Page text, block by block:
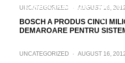
Confectioneaza-ti cercei
UNCATEGORIZED · AUGUST 16,
BOSCH A PRODUS CINCI
DEMAROARE PENTRU
UNCATEGORIZED · AUGUST 16,